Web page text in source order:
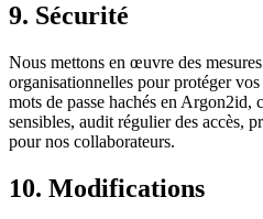
9. Sécurité
Nous mettons en œuvre des
organisationnelles pour protéger
mots de passe hachés en Argon2id,
sensibles, audit régulier des accès,
pour nos collaborateurs.
10. Modifications